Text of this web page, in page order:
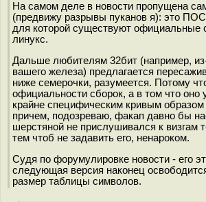
На самом деле в новости пропущена
(предвижу разрывы пуканов я): это
для которой существуют официальные
линукс.
Дальше любителям 32бит (например,
вашего железа) предлагается
ниже семерочки, разумеется. Потому
официальности сборок, а в том что оно
крайне специфическим кривым образом
причем, подозреваю, факап давно бы
шерстяной не прислушивался к визгам
тем чтоб не задавить его, ненароком.
Судя по форумулировке новости - его
следующая версия наконец
размер таблицы символов.